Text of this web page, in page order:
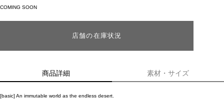
COMING SOON
店舗の在庫状況
商品詳細 素材・サイズ
[basic] An immutable world as the endless desert.